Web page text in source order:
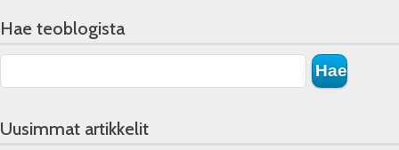
Hae teoblogista
Uusimmat artikkelit